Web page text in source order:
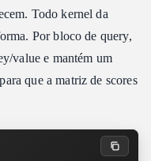
Todo kernel da
Por bloco de query,
value e mantém um
que a matriz de scores